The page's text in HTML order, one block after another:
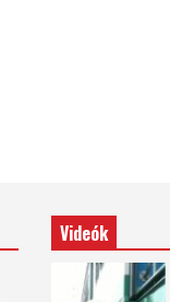
Videók